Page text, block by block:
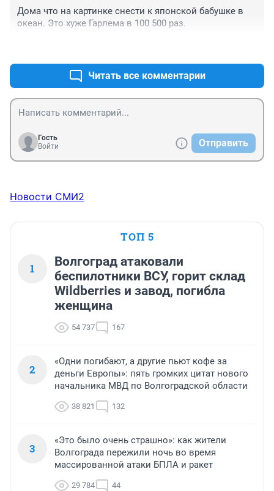
Дома что на картинке снести к японской бабушке в
океан. Это хуже Гарлема в 100 500 раз.
Читать все комментарии
Гость
Войти
Отправить
Новости СМИ2
ТОП 5
1
Волгоград атаковали
беспилотники ВСУ, горит склад
Wildberries и завод, погибла
женщина
54 737 167
2
«Одни погибают, а другие пьют кофе за
деньги Европы»: пять громких цитат нового
начальника МВД по Волгоградской области
38 821 132
3
«Это было очень страшно»: как жители
Волгограда пережили ночь во время
массированной атаки БПЛА и ракет
29 784 44